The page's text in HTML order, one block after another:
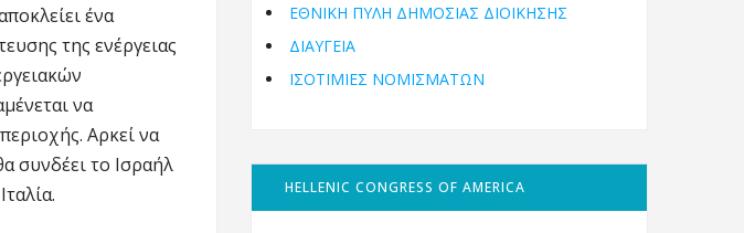
ένα
της ενέργειας
να
Αρκεί να
συνδέει το Ισραήλ
ΕΘΝΙΚΉ ΠΎΛΗ ΔΗΜΌΣΙΑΣ ΔΙΟΊΚΗΣΗΣ
ΔΙΑΥΓΕΙΑ
ΙΣΟΤΙΜΙΕΣ ΝΟΜΙΣΜΑΤΩΝ
HELLENIC CONGRESS OF AMERICA